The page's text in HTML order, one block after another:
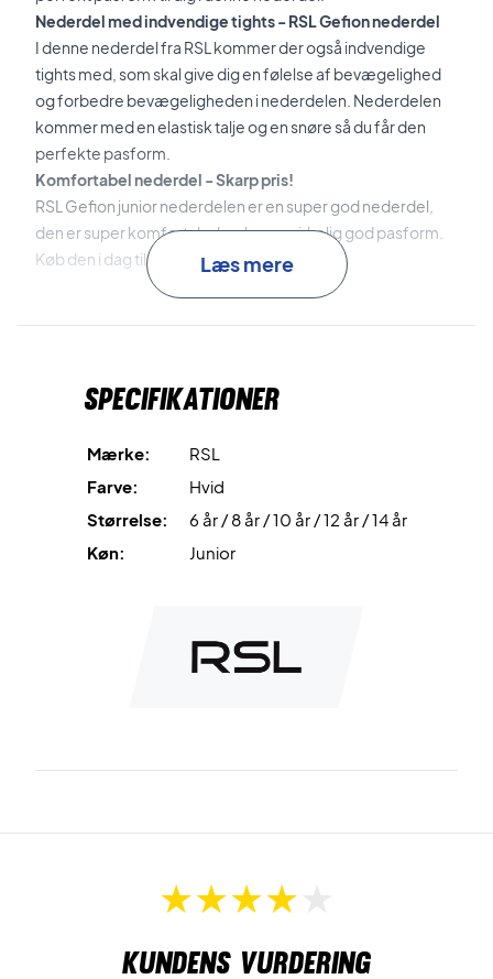
Nederdel med indvendige tights - RSL Gefion nederdel
I denne nederdel fra RSL kommer der også indvendige
tights med, som skal give dig en følelse af bevægelighed
og forbedre bevægeligheden i nederdelen. Nederdelen
kommer med en elastisk talje og en snøre så du får den
perfekte pasform.
Komfortabel nederdel - Skarp pris!
RSL Gefion junior nederdelen er en super god nederdel,
den er super komfortabel og har en virkelig god pasform.
Køb den i dag til en skarp pris.Læs mere
Specifikationer
Mærke:
RSL
Farve:
Hvid
Størrelse:
6 år / 8 år / 10 år / 12 år / 14 år
Køn:
Junior
Kundens vurdering